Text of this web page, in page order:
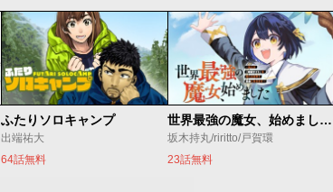
ふたりソロキャンプ
出端祐大
64話無料
世界最強の魔女、始めました ～私だけ『攻略サイト』を見れる世界で自由に生きます～
坂木持丸/riritto/戸賀環
23話無料